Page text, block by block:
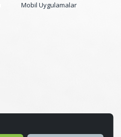
Mobil Uygulamalar